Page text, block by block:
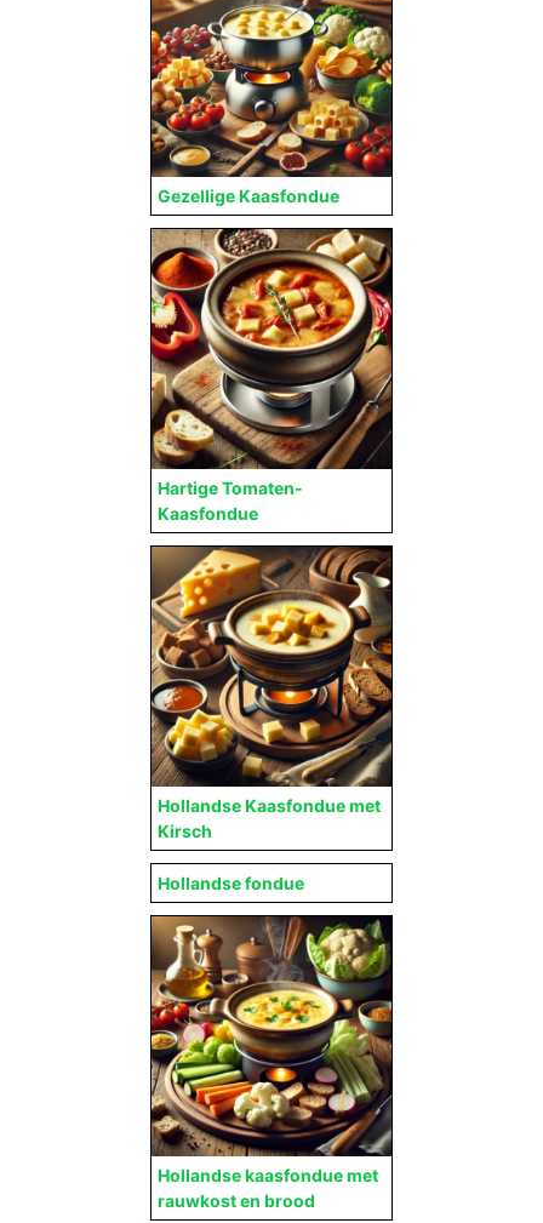
Gezellige Kaasfondue
Hartige Tomaten-
Kaasfondue
Hollandse fondue
Hollandse Kaasfondue met
Kirsch
Hollandse kaasfondue met
rauwkost en brood